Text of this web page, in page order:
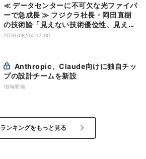
≪ データセンターに不可欠な光ファイバ
ーで急成長 ≫ フジクラ社長・岡田直樹
の技術論「見えない技術優位性、見えな
い差別化でトップの座を！」
2026/08/04 07:00
プの設計チームを新設
16時間前
ランキングをもっと見る